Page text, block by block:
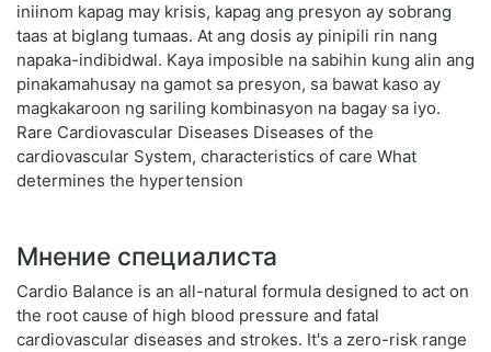
iniinom kapag may krisis, kapag ang presyon ay sobrang
taas at biglang tumaas. At ang dosis ay pinipili rin nang
napaka-indibidwal. Kaya imposible na sabihin kung alin ang
pinakamahusay na gamot sa presyon, sa bawat kaso ay
magkakaroon ng sariling kombinasyon na bagay sa iyo.
Rare Cardiovascular Diseases Diseases of the
cardiovascular System, characteristics of care What
determines the hypertension
Мнение специалиста
Cardio Balance is an all-natural formula designed to act on
the root cause of high blood pressure and fatal
cardiovascular diseases and strokes. It's a zero-risk range